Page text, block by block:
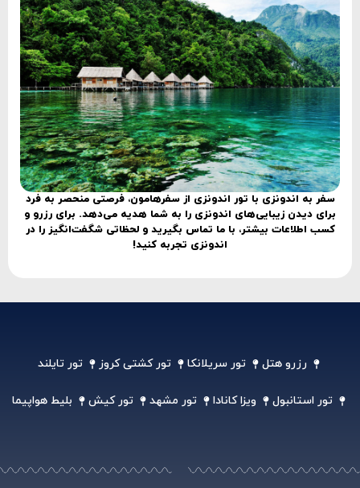
سفر به اندونزی با تور اندونزی از سفرهامون، فرصتی منحصر به فرد
برای دیدن زیبایی‌های اندونزی را به شما هدیه می‌دهد. برای رزرو و
کسب اطلاعات بیشتر، با ما تماس بگیرید و لحظاتی شگفت‌انگیز را در
اندونزی تجربه کنید!
رزرو هتل تور سریلانکا تور کشتی کروز تور تایلند
تور استانبول ویزا کانادا تور مشهد تور کیش بلیط هواپیما